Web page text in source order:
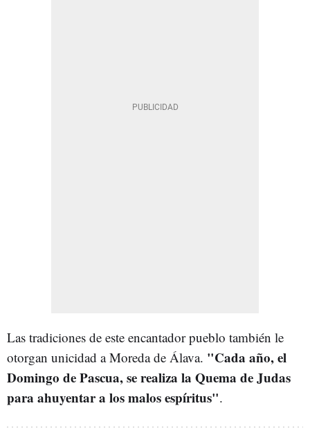
Las tradiciones de este encantador pueblo también le
otorgan unicidad a Moreda de Álava. "Cada año, el
Domingo de Pascua, se realiza la Quema de Judas
para ahuyentar a los malos espíritus".